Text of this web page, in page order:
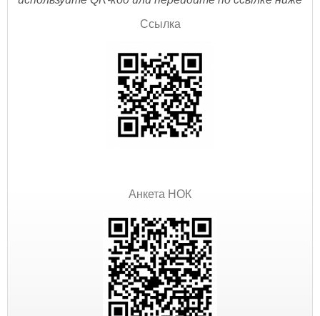
Ссылка
Анкета НОК